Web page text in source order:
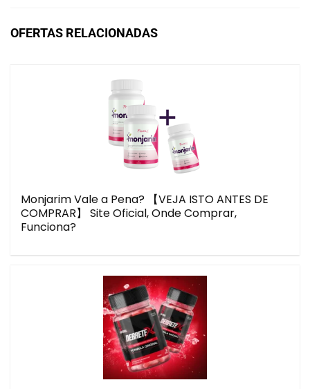
OFERTAS RELACIONADAS
Monjarim Vale a Pena? 【VEJA ISTO ANTES DE
COMPRAR】 Site Oficial, Onde Comprar,
Funciona?